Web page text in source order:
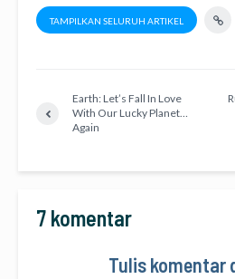
TAMPILKAN SELURUH ARTIKEL
Earth: Let’s Fall In Love
With Our Lucky Planet…
Again
7 komentar
Tulis komentar